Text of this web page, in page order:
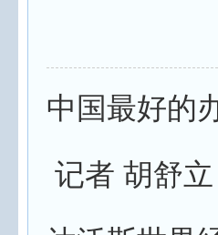
中国最好的
记者 胡舒